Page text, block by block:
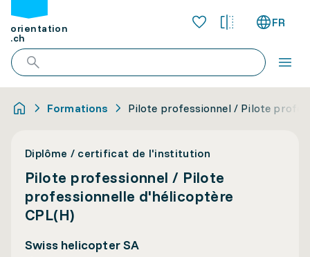
orientation
.ch
FR
Formations Pilote professionnel / Pilote
Diplôme / certificat de l'institution
Pilote professionnel / Pilote
professionnelle d'hélicoptère
CPL(H)
Swiss helicopter SA